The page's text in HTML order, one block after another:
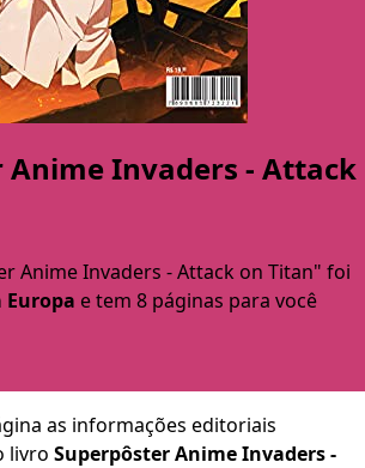
Anime Invaders - Attack
Anime Invaders - Attack on Titan" foi
Europa e tem 8 páginas para você
as informações editoriais
livro Superpôster Anime Invaders -